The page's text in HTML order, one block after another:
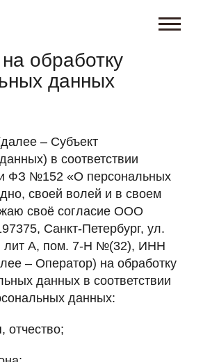
обработку
данных
– Субъект
в соответствии
ФЗ №152 «О персональных
своей волей и в своем
своё согласие ООО
Санкт-Петербург, ул.
лит А, пом. 7-Н №(32), ИНН
– Оператор) на обработку
данных в соответствии
данных:
отчество;